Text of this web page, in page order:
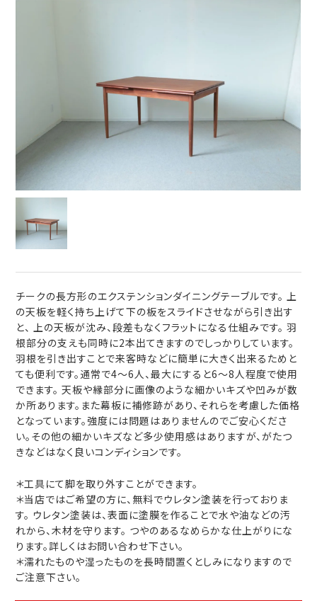
チークの長方形のエクステンションダイニングテーブルです。 上
の天板を軽く持ち上げて下の板をスライドさせながら引き出す
と、 上の天板が沈み、段差もなくフラットになる仕組みです。 羽
根部分の支えも同時に2本出てきますのでしっかりしています。
羽根を引き出すことで来客時などに簡単に大きく出来るためと
ても便利です。通常で4～6人、最大にすると6～8人程度で使用
できます。 天板や縁部分に画像のような細かいキズや凹みが数
か所あります。また幕板に補修跡があり、それらを考慮した価格
となっています。強度には問題はありませんのでご安心くださ
い。その他の細かいキズなど多少使用感はありますが、がたつ
きなどはなく良いコンディションです。
＊工具にて脚を取り外すことができます。
＊当店ではご希望の方に、無料でウレタン塗装を行っておりま
す。 ウレタン塗装は、表面に塗膜を作ることで水や油などの汚
れから、木材を守ります。 つやのあるなめらかな仕上がりにな
ります。詳しくはお問い合わせ下さい。
＊濡れたものや湿ったものを長時間置くとしみになりますので
ご注意下さい。